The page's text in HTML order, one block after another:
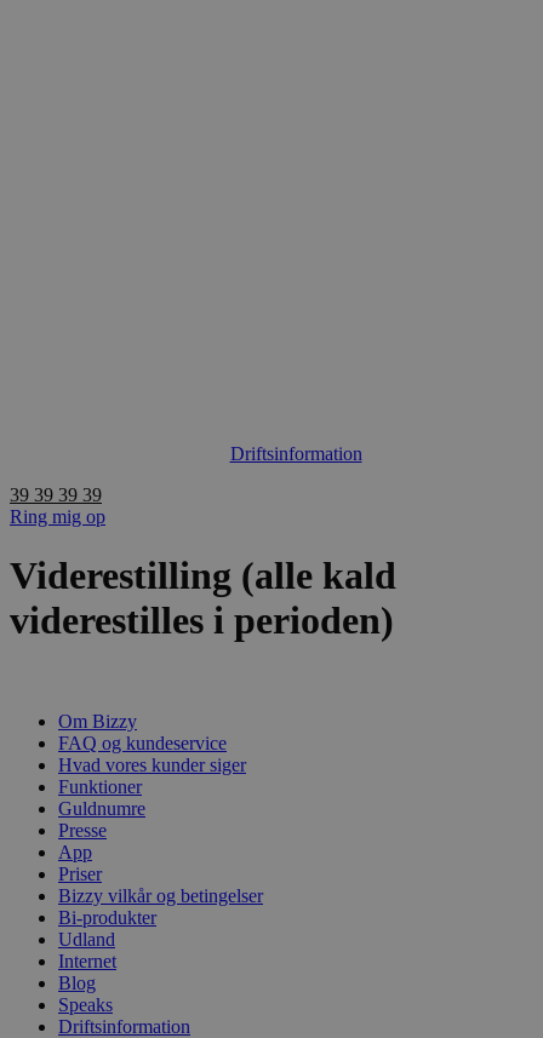
Driftsinformation
39 39 39 39
Ring mig op
Viderestilling (alle kald
viderestilles i perioden)
Om Bizzy
FAQ og kundeservice
Hvad vores kunder siger
Funktioner
Guldnumre
Presse
App
Priser
Bizzy vilkår og betingelser
Bi-produkter
Udland
Internet
Blog
Speaks
Driftsinformation